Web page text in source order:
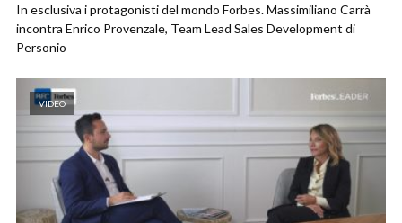
In esclusiva i protagonisti del mondo Forbes. Massimiliano Carrà
incontra Enrico Provenzale, Team Lead Sales Development di
Personio
VIDEO